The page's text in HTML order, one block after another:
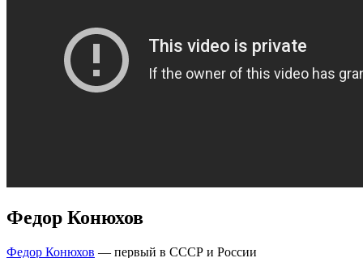
Федор Конюхов
Федор Конюхов — первый в СССР и России